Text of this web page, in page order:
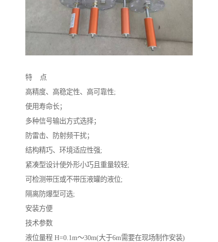
特 点
高精度、高稳定性、高可靠性;
使用寿命长；
多种信号输出方式选择；
防雷击、防射频干扰；
结构精巧、环境适应性强;
紧凑型设计使外形小巧且重量较轻;
可检测带压或不带压液罐的液位;
隔离防爆型可选;
安装方便
技术参数
液位量程 H=0.1m～30m(大于6m需要在现场制作安装)